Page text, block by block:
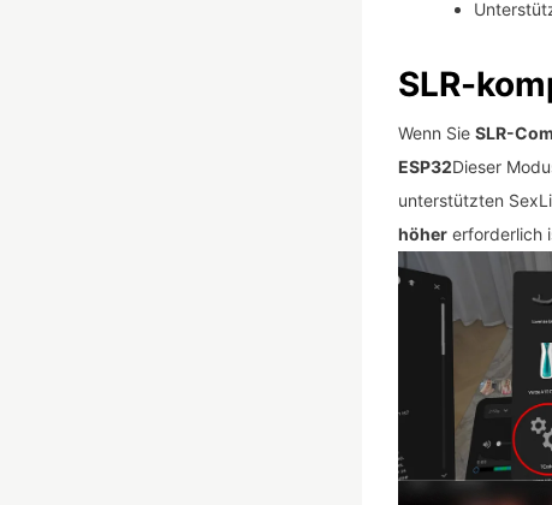
SLR-
Wenn Sie SLR-
ESP32Dieser
unterstützten
höhererforderlich